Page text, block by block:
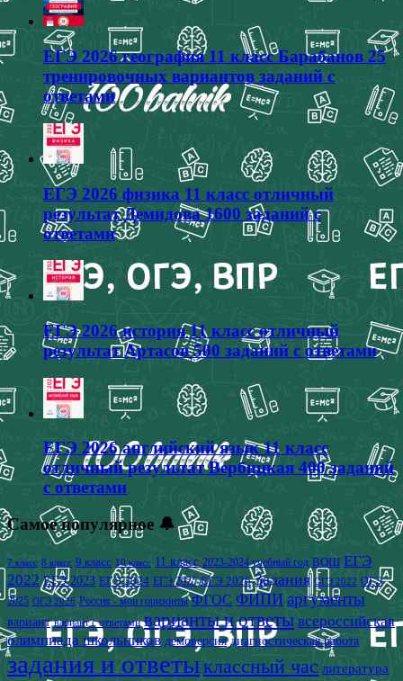
ЕГЭ 2026 география 11 класс Барабанов 25
тренировочных вариантов заданий с
ответами
ЕГЭ 2026 физика 11 класс отличный
результат Демидова 1600 заданий с
ответами
ЕГЭ 2026 история 11 класс отличный
результат Артасов 500 заданий с ответами
ЕГЭ 2026 английский язык 11 класс
отличный результат Вербицкая 400 заданий
с ответами
Самое популярное 🔔
7 класс 8 класс 9 класс 10 класс 11 класс 2023-2024 учебный год ВОШ ЕГЭ
2022 ЕГЭ 2023 ЕГЭ 2024 ЕГЭ 2025 ЕГЭ 2026 Задания ОГЭ 2022 ОГЭ
2025 ОГЭ 2026 Россия - мои горизонты ФГОС ФИПИ аргументы
вариант вариант с ответами варианты и ответы всероссийская
олимпиада школьников демоверсия диагностическая работа
задания и ответыклассный час литература